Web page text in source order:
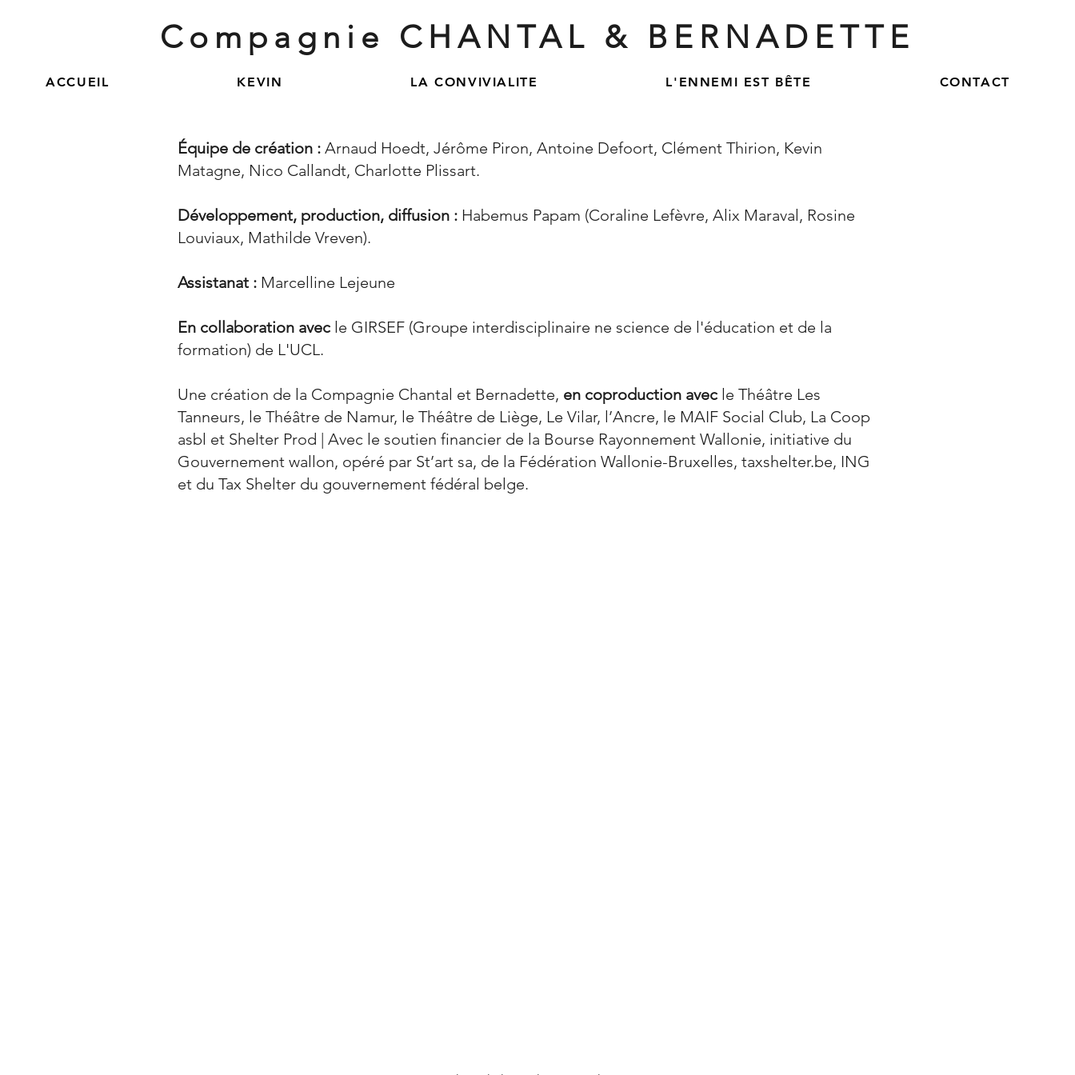
Compagnie CHANTAL & BERNADETTE
ACCUEIL KEVIN LA CONVIVIALITE L'ENNEMI EST BÊTE CONTACT
Équipe de création : Arnaud Hoedt, Jérôme Piron, Antoine Defoort, Clément Thirion, Kevin
Matagne, Nico Callandt, Charlotte Plissart.
Développement, production, diffusion : Habemus Papam (Coraline Lefèvre, Alix Maraval, Rosine
Louviaux, Mathilde Vreven).
Assistanat : Marcelline Lejeune
En collaboration avecle GIRSEF (Groupe interdisciplinaire ne science de l'éducation et de la
formation) de L'UCL.
Une création de la Compagnie Chantal et Bernadette, en coproduction avecle Théâtre Les
Tanneurs, le Théâtre de Namur, le Théâtre de Liège, Le Vilar, l’Ancre, le MAIF Social Club, La Coop
asbl et Shelter Prod | Avec le soutien financier de la Bourse Rayonnement Wallonie, initiative du
Gouvernement wallon, opéré par St’art sa, de la Fédération Wallonie-Bruxelles, taxshelter.be, ING
et du Tax Shelter du gouvernement fédéral belge.